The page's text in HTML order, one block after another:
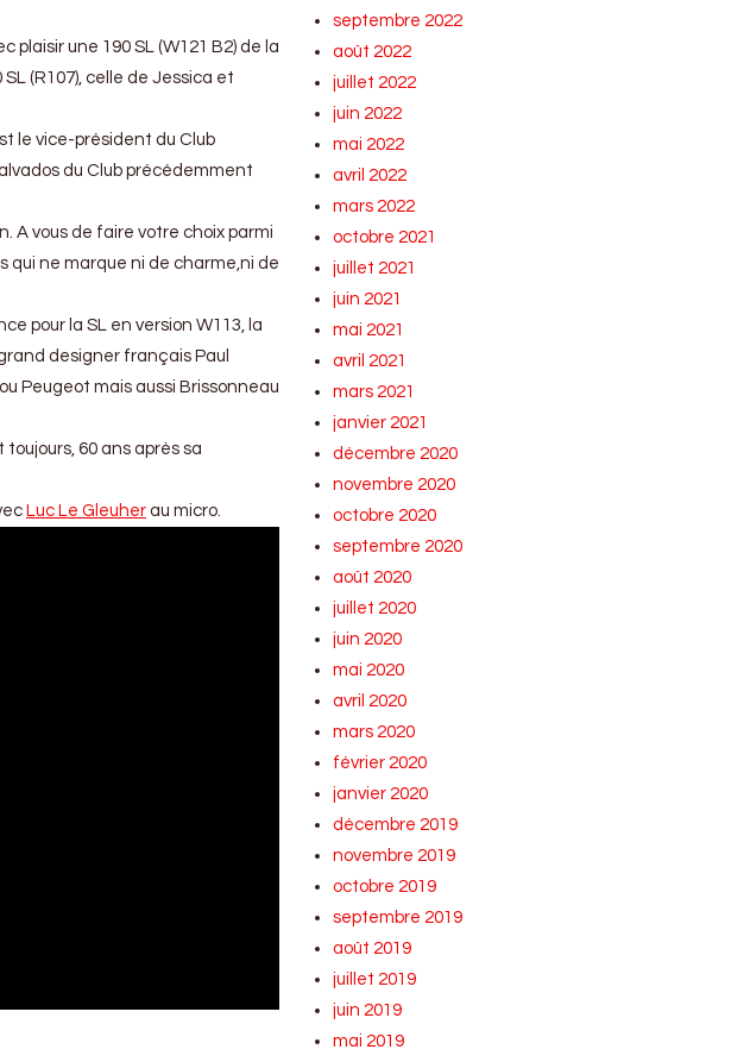
plaisir une 190 SL (W121 B2) de la
(R107), celle de Jessica et
le vice-président du Club
du Club précédemment
A vous de faire votre choix parmi
qui ne marque ni de charme,ni de
pour la SL en version W113, la
designer français Paul
Peugeot mais aussi Brissonneau
60 ans après sa
Luc Le Gleuher au micro.
septembre 2022
août 2022
juillet 2022
juin 2022
mai 2022
avril 2022
mars 2022
octobre 2021
juillet 2021
juin 2021
mai 2021
avril 2021
mars 2021
janvier 2021
décembre 2020
novembre 2020
octobre 2020
septembre 2020
août 2020
juillet 2020
juin 2020
mai 2020
avril 2020
mars 2020
février 2020
janvier 2020
décembre 2019
novembre 2019
octobre 2019
septembre 2019
août 2019
juillet 2019
juin 2019
mai 2019